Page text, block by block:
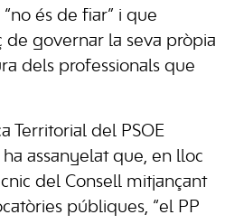
és de fiar” i que
de governar la seva pròpia
dels professionals que
Territorial del PSOE
assanyelat que, en lloc
del Consell mitjançant
públiques, “el PP